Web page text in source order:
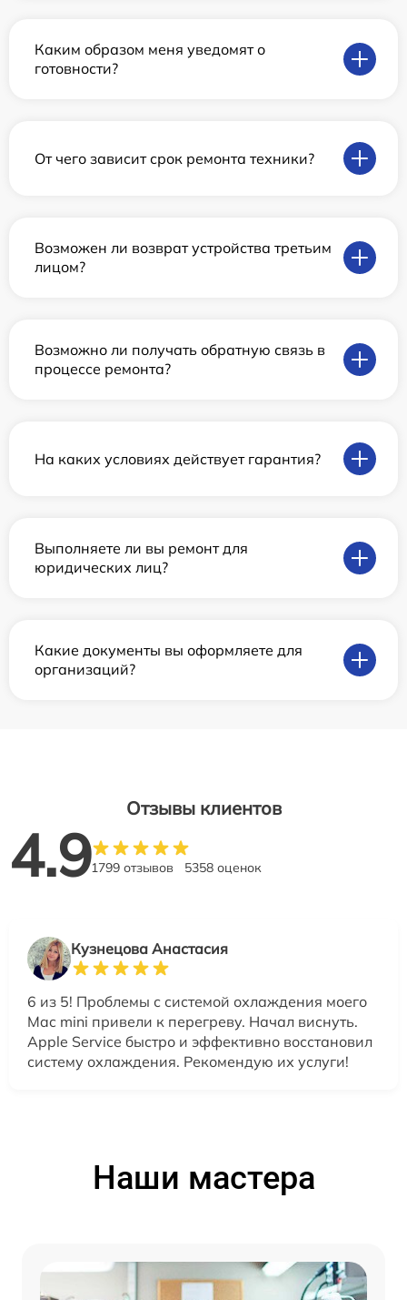
Каким образом меня уведомят о
готовности?
От чего зависит срок ремонта техники?
Возможен ли возврат устройства третьим
лицом?
Возможно ли получать обратную связь в
процессе ремонта?
На каких условиях действует гарантия?
Выполняете ли вы ремонт для
юридических лиц?
Какие документы вы оформляете для
организаций?
Отзывы клиентов
4.91799 отзывов 5358 оценок
Кузнецова Анастасия
6 из 5! Проблемы с системой охлаждения моего
Mac mini привели к перегреву. Начал виснуть.
Apple Service быстро и эффективно восстановил
систему охлаждения. Рекомендую их услуги!
Наши мастера